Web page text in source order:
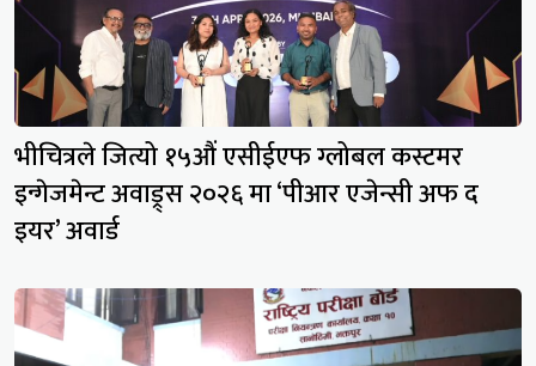
भीचित्रले जित्यो १५औं एसीईएफ ग्लोबल कस्टमर
इन्गेजमेन्ट अवाड्र्स २०२६ मा ‘पीआर एजेन्सी अफ द
इयर’ अवार्ड